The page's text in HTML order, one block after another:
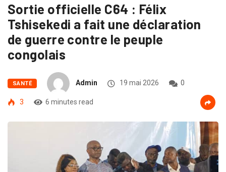
Sortie officielle C64 : Félix
Tshisekedi a fait une déclaration
de guerre contre le peuple
congolais
SANTÉ Admin 19 mai 2026 0
3 6 minutes read